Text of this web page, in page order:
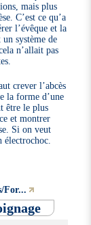
mais plus
C’est ce qu’a
l’évêque et la
système de
n’allait pas
crever l’abcès
la forme d’une
être le plus
et montrer
Si on veut
électrochoc.
For...